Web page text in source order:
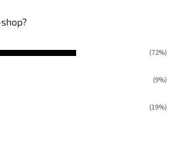
(72%)
(9%)
(19%)